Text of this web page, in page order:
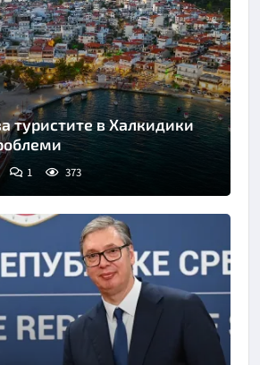
туристите в Халкидики
1 373